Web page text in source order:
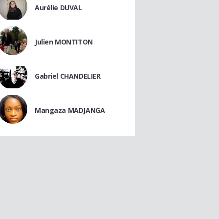
Aurélie DUVAL
Julien MONTITON
Gabriel CHANDELIER
Mangaza MADJANGA